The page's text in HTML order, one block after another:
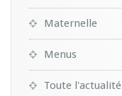
Maternelle
Menus
Toute l'actualité